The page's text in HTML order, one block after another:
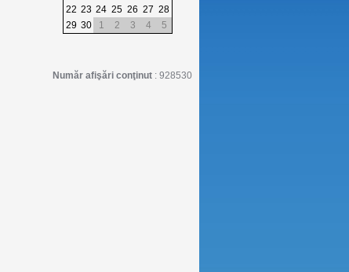
22 23 24 25 26 27 28
29 30 1 2 3 4 5
Număr afişări conţinut: 928530